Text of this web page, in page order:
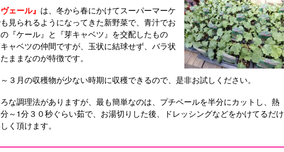
ェール』 は、冬から春にかけてスーパーマーケ
見られるようになってきた新野菜で、青汁でお
『ケール』と『芽キャベツ』を交配したもの
ャベツの仲間ですが、玉状に結球せず、バラ状
ままなのが特徴です。
３月の収穫物が少ない時期に収穫できるので、是非お試しください。
な調理法がありますが、最も簡単なのは、プチベールを半分にカットし、熱
～1分３０秒ぐらい茹で、お湯切りした後、ドレッシングなどをかけてるだけ
く頂けます。